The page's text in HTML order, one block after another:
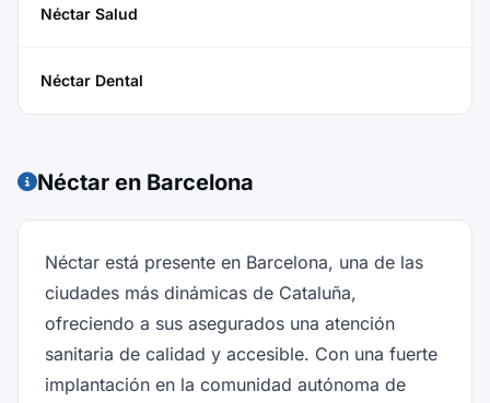
Néctar Salud
Néctar Dental
Néctar en Barcelona
Néctar está presente en Barcelona, una de las
ciudades más dinámicas de Cataluña,
ofreciendo a sus asegurados una atención
sanitaria de calidad y accesible. Con una fuerte
implantación en la comunidad autónoma de